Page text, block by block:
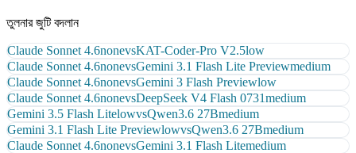
তুলনার জুটি বদলান
Claude Sonnet 4.6nonevsKAT-Coder-Pro V2.5low
Claude Sonnet 4.6nonevsGemini 3.1 Flash Lite Previewmedium
Claude Sonnet 4.6nonevsGemini 3 Flash Previewlow
Claude Sonnet 4.6nonevsDeepSeek V4 Flash 0731medium
Gemini 3.5 Flash LitelowvsQwen3.6 27Bmedium
Gemini 3.1 Flash Lite PreviewlowvsQwen3.6 27Bmedium
Claude Sonnet 4.6nonevsGemini 3.1 Flash Litemedium